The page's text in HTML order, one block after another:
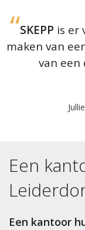
SKEPP is er
maken van
van een
Een
Een kantoor